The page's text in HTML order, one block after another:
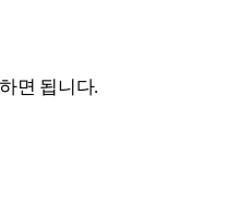
면 됩니다.